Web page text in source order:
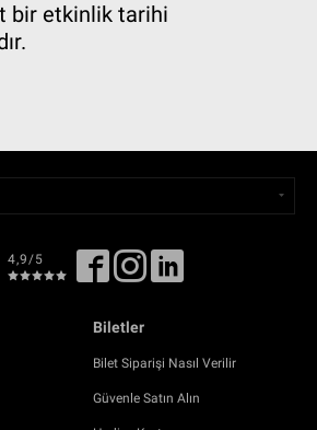
bir etkinlik tarihi
4,9/5
Biletler
Bilet Siparişi Nasıl Verilir
Güvenle Satın Alın